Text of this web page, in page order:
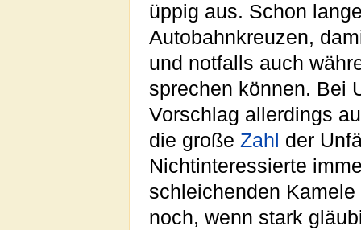
üppig aus. Schon
Autobahnkreuzen,
und notfalls auch
sprechen können. Bei
Vorschlag allerdings
die große Zahl der
Nichtinteressierte
schleichenden
noch, wenn stark